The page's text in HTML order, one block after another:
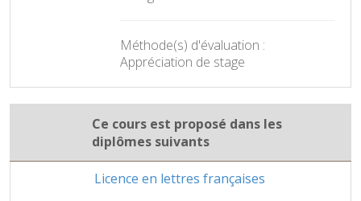
Méthode(s) d'évaluation :
Appréciation de stage
Ce cours est proposé dans les
diplômes suivants
Licence en lettres françaises